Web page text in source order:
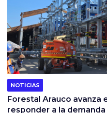
NOTICIAS
Forestal Arauco avanza
responder a la